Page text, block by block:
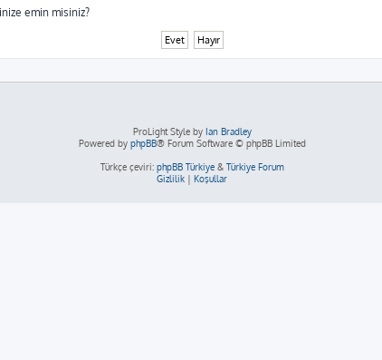
emin misiniz?
ProLight Style by Ian Bradley
Powered by phpBB® Forum Software © phpBB Limited
Türkçe çeviri: phpBB Türkiye& Türkiye Forum
Gizlilik | Koşullar